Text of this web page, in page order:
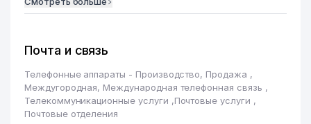
Почта и связь
Телефонные аппараты - Производство, Продажа ,
Междугородная, Международная телефонная связь ,
Телекоммуникационные услуги ,Почтовые услуги ,
Почтовые отделения